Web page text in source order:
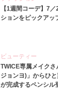
【1週間コーデ】7
ションをピックア
ビューティー
TWICE専属メイク
ジョンヨ)」からひ
が完成するペンシ